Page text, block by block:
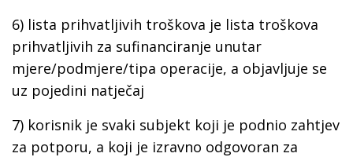
6) lista prihvatljivih troškova je lista troškova
prihvatljivih za sufinanciranje unutar
mjere/podmjere/tipa operacije, a objavljuje se
uz pojedini natječaj
7) korisnik je svaki subjekt koji je podnio zahtjev
za potporu, a koji je izravno odgovoran za